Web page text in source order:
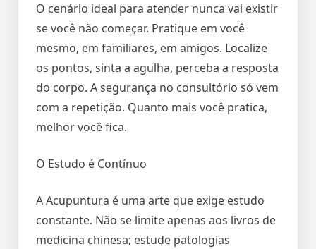
O cenário ideal para atender nunca vai existir
se você não começar. Pratique em você
mesmo, em familiares, em amigos. Localize
os pontos, sinta a agulha, perceba a resposta
do corpo. A segurança no consultório só vem
com a repetição. Quanto mais você pratica,
melhor você fica.
O Estudo é Contínuo
A Acupuntura é uma arte que exige estudo
constante. Não se limite apenas aos livros de
medicina chinesa; estude patologias